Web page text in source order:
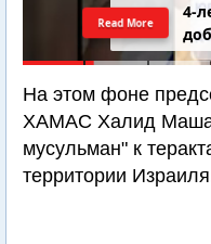
4-
Read More
На этом фоне
ХАМАС Халид
мусульман" к
территории